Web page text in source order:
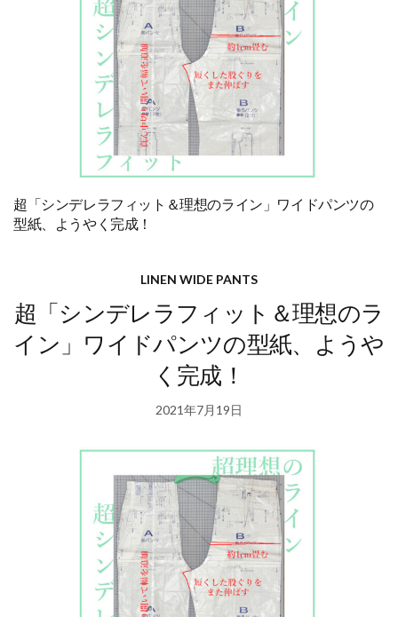
超「シンデレラフィット＆理想のライン」ワイドパンツの
型紙、ようやく完成！
LINEN WIDE PANTS
超「シンデレラフィット＆理想のラ
イン」ワイドパンツの型紙、ようや
く完成！
2021年7月19日